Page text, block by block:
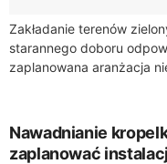
Zakładanie terenów
starannego doboru
zaplanowana aranżacja
Nawadnianie
zaplanować